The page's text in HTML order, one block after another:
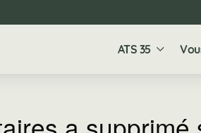
ATS 35